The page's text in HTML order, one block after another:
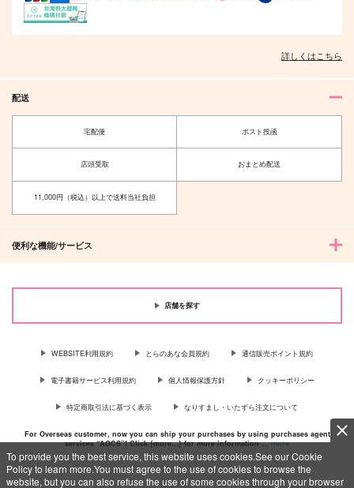
To provide you the best service, this website uses cookies.See our Cookie
Policy to learn more.You must agree to the use of cookies to browse the
website, but you can also refuse the use of some cookies through your browser
詳しくはこちら
配送
宅配便 ポスト投函
店頭受取 おまとめ配送
11,000円（税込）以上で送料当社負担
便利な機能/サービス
店舗を探す
WEBSITE利用規約 とらのあな会員規約 通信販売ポイント規約
電子書籍サービス利用規約 個人情報保護方針 クッキーポリシー
特定商取引法に基づく表示 なりすまし・いたずら注文について
For Overseas customer, now you can ship your purchases by using purchases agent
services “AOCS”! Click {more…} for more information …more